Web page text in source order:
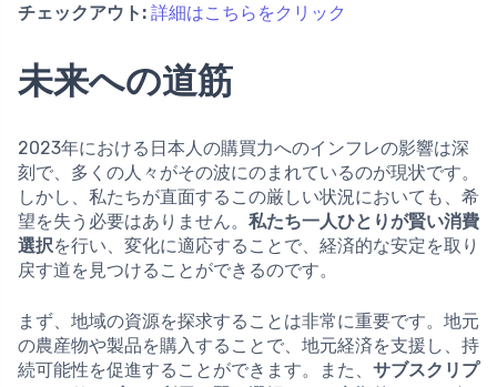
チェックアウト: 詳細はこちらをクリック
未来への道筋
2023年における日本人の購買力へのインフレの影響は深
刻で、多くの人々がその波にのまれているのが現状です。
しかし、私たちが直面するこの厳しい状況においても、希
望を失う必要はありません。 私たち一人ひとりが賢い消費
選択を行い、変化に適応することで、経済的な安定を取り
戻す道を見つけることができるのです。
まず、地域の資源を探求することは非常に重要です。地元
の農産物や製品を購入することで、地元経済を支援し、持
続可能性を促進することができます。また、 サブスクリプ